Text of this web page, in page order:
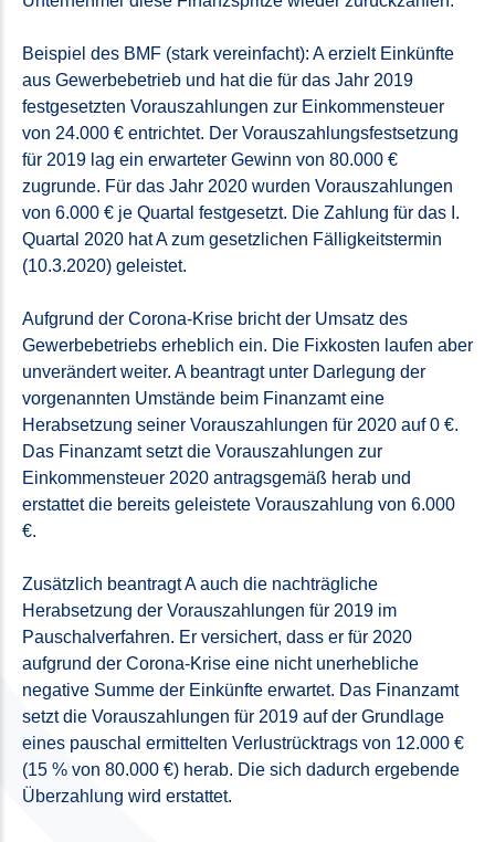
Beispiel des BMF (stark vereinfacht): A erzielt Einkünfte
aus Gewerbebetrieb und hat die für das Jahr 2019
festgesetzten Vorauszahlungen zur Einkommensteuer
von 24.000 € entrichtet. Der Vorauszahlungsfestsetzung
für 2019 lag ein erwarteter Gewinn von 80.000 €
zugrunde. Für das Jahr 2020 wurden Vorauszahlungen
von 6.000 € je Quartal festgesetzt. Die Zahlung für das I.
Quartal 2020 hat A zum gesetzlichen Fälligkeitstermin
(10.3.2020) geleistet.
Aufgrund der Corona-Krise bricht der Umsatz des
Gewerbebetriebs erheblich ein. Die Fixkosten laufen aber
unverändert weiter. A beantragt unter Darlegung der
vorgenannten Umstände beim Finanzamt eine
Herabsetzung seiner Vorauszahlungen für 2020 auf 0 €.
Das Finanzamt setzt die Vorauszahlungen zur
Einkommensteuer 2020 antragsgemäß herab und
erstattet die bereits geleistete Vorauszahlung von 6.000
€.
Zusätzlich beantragt A auch die nachträgliche
Herabsetzung der Vorauszahlungen für 2019 im
Pauschalverfahren. Er versichert, dass er für 2020
aufgrund der Corona-Krise eine nicht unerhebliche
negative Summe der Einkünfte erwartet. Das Finanzamt
setzt die Vorauszahlungen für 2019 auf der Grundlage
eines pauschal ermittelten Verlustrücktrags von 12.000 €
(15 % von 80.000 €) herab. Die sich dadurch ergebende
Überzahlung wird erstattet.